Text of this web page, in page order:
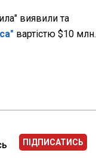
виявили та
вартістю $10 млн.
ПІДПИСАТИСЬ